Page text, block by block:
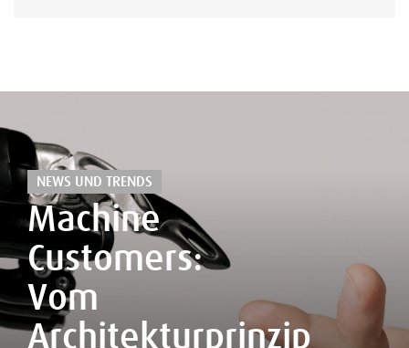
NEWS UND TRENDS
Machine
Customers:
Vom
Architekturprinzip